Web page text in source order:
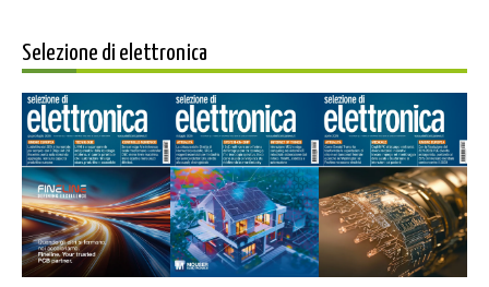
Selezione di elettronica